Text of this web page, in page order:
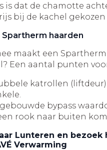
is dat de chamotte
bij de kachel gekozen
Spartherm haarden
maakt een Spartherm
Een aantal punten
katrollen
bypass
rook naar buiten
Lunteren en bezoek
Verwarming